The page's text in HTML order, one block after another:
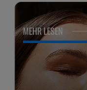
MEHR LESEN